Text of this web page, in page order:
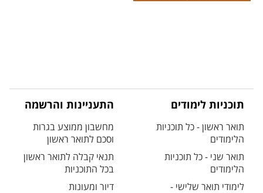
תוכניות לימודים
תואר ראשון - כל תוכניות
הלימודים
תואר שני - כל תוכניות
הלימודים
לימודי תואר שלישי -
התעניינות והרשמה
מחשבון ממוצע בגרות
וסכם לתואר ראשון
תנאי קבלה לתואר ראשון
בכל התוכניות
דיור ומעונות